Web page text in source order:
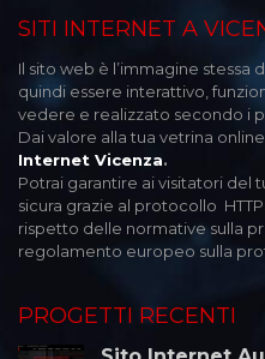
SITI INTERNET A
Il sito web è l’immagine stessa
quindi essere interattivo,
vedere e realizzato secondo i
Dai valore alla tua vetrina
Internet Vicenza.
Potrai garantire ai visitatori del
sicura grazie al protocollo
rispetto delle normative sulla
regolamento europeo sulla
PROGETTI RECENTI